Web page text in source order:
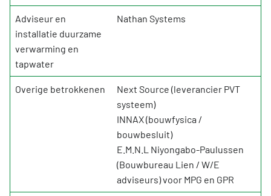
Adviseur en
installatie duurzame
verwarming en
tapwater
Nathan Systems
Overige betrokkenen
Next Source (leverancier PVT
systeem)
INNAX (bouwfysica /
bouwbesluit)
E.M.N.L Niyongabo-Paulussen
(Bouwbureau Lien / W/E
adviseurs) voor MPG en GPR